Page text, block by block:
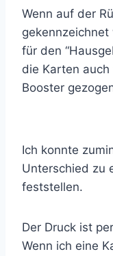
Wenn auf der
für den
die Karten
Booster
Ich konnte
Unterschied zu
feststellen.
Der Druck ist
Wenn ich eine